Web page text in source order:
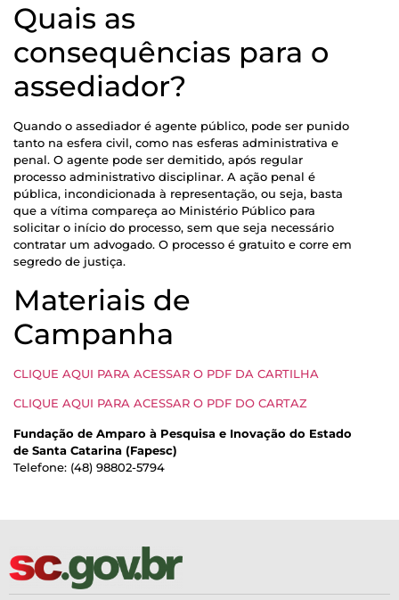
Quais as
consequências para o
assediador?
Quando o assediador é agente público, pode ser punido
tanto na esfera civil, como nas esferas administrativa e
penal. O agente pode ser demitido, após regular
processo administrativo disciplinar. A ação penal é
pública, incondicionada à representação, ou seja, basta
que a vítima compareça ao Ministério Público para
solicitar o início do processo, sem que seja necessário
contratar um advogado. O processo é gratuito e corre em
segredo de justiça.
Materiais de
Campanha
CLIQUE AQUI PARA ACESSAR O PDF DA CARTILHA
CLIQUE AQUI PARA ACESSAR O PDF DO CARTAZ
Fundação de Amparo à Pesquisa e Inovação do Estado
de Santa Catarina (Fapesc)
Telefone: (48) 98802-5794